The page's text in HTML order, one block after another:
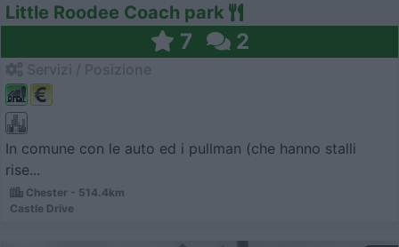
Little Roodee Coach park
7 2
In comune con le auto ed i pullman (che hanno stalli
rise...
Chester - 514.4km
Castle Drive